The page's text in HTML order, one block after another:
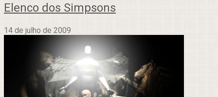
Elenco dos Simpsons
14 de julho de 2009